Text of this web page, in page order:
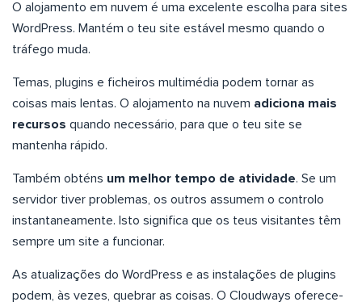
O alojamento em nuvem é uma excelente escolha para sites
WordPress. Mantém o teu site estável mesmo quando o
tráfego muda.
Temas, plugins e ficheiros multimédia podem tornar as
coisas mais lentas. O alojamento na nuvem adiciona mais
recursos quando necessário, para que o teu site se
mantenha rápido.
Também obténs um melhor tempo de atividade. Se um
servidor tiver problemas, os outros assumem o controlo
instantaneamente. Isto significa que os teus visitantes têm
sempre um site a funcionar.
As atualizações do WordPress e as instalações de plugins
podem, às vezes, quebrar as coisas. O Cloudways oferece-